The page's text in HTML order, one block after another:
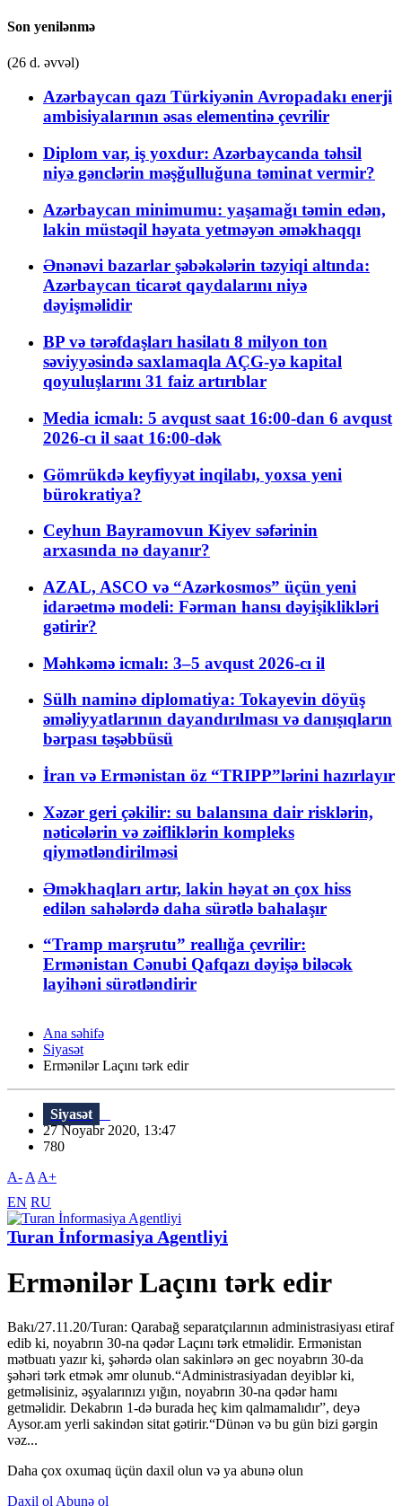
Son yenilənmə
(26 d. əvvəl)
Azərbaycan qazı Türkiyənin Avropadakı enerji
ambisiyalarının əsas elementinə çevrilir
Diplom var, iş yoxdur: Azərbaycanda təhsil
niyə gənclərin məşğulluğuna təminat vermir?
Azərbaycan minimumu: yaşamağı təmin edən,
lakin müstəqil həyata yetməyən əməkhaqqı
Ənənəvi bazarlar şəbəkələrin təzyiqi altında:
Azərbaycan ticarət qaydalarını niyə
dəyişməlidir
BP və tərəfdaşları hasilatı 8 milyon ton
səviyyəsində saxlamaqla AÇG-yə kapital
qoyuluşlarını 31 faiz artırıblar
Media icmalı: 5 avqust saat 16:00-dan 6 avqust
2026-cı il saat 16:00-dək
Gömrükdə keyfiyyət inqilabı, yoxsa yeni
bürokratiya?
Ceyhun Bayramovun Kiyev səfərinin
arxasında nə dayanır?
AZAL, ASCO və “Azərkosmos” üçün yeni
idarəetmə modeli: Fərman hansı dəyişiklikləri
gətirir?
Məhkəmə icmalı: 3–5 avqust 2026-cı il
Sülh naminə diplomatiya: Tokayevin döyüş
əməliyyatlarının dayandırılması və danışıqların
bərpası təşəbbüsü
İran və Ermənistan öz “TRIPP”lərini hazırlayır
Xəzər geri çəkilir: su balansına dair risklərin,
nəticələrin və zəifliklərin kompleks
qiymətləndirilməsi
Əməkhaqları artır, lakin həyat ən çox hiss
edilən sahələrdə daha sürətlə bahalaşır
“Tramp marşrutu” reallığa çevrilir:
Ermənistan Cənubi Qafqazı dəyişə biləcək
layihəni sürətləndirir
Ana səhifə
Siyasət
Ermənilər Laçını tərk edir
Siyasət
27 Noyabr 2020, 13:47
780
A- A A+
EN RU
Turan İnformasiya Agentliyi
Ermənilər Laçını tərk edir
Bakı/27.11.20/Turan: Qarabağ separatçılarının administrasiyası etiraf
edib ki, noyabrın 30-na qədər Laçını tərk etməlidir. Ermənistan
mətbuatı yazır ki, şəhərdə olan sakinlərə ən gec noyabrın 30-da
şəhəri tərk etmək əmr olunub.“Administrasiyadan deyiblər ki,
getməlisiniz, əşyalarınızı yığın, noyabrın 30-na qədər hamı
getməlidir. Dekabrın 1-də burada heç kim qalmamalıdır”, deyə
Aysor.am yerli sakindən sitat gətirir.“Dünən və bu gün bizi gərgin
vəz...
Daha çox oxumaq üçün daxil olun və ya abunə olun
Daxil ol Abunə ol